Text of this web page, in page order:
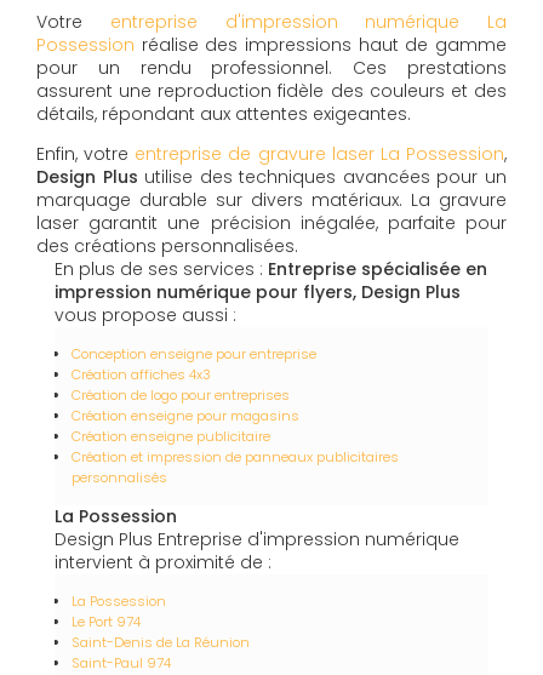
Votre entreprise d'impression numérique La
Possession réalise des impressions haut de gamme
pour un rendu professionnel. Ces prestations
assurent une reproduction fidèle des couleurs et des
détails, répondant aux attentes exigeantes.
Enfin, votre entreprise de gravure laser La Possession,
Design Plus utilise des techniques avancées pour un
marquage durable sur divers matériaux. La gravure
laser garantit une précision inégalée, parfaite pour
des créations personnalisées.
En plus de ses services : Entreprise spécialisée en
impression numérique pour flyers, Design Plus
vous propose aussi :
Conception enseigne pour entreprise
Création affiches 4x3
Création de logo pour entreprises
Création enseigne pour magasins
Création enseigne publicitaire
Création et impression de panneaux publicitaires
personnalisés
La Possession
Design Plus Entreprise d'impression numérique
intervient à proximité de :
La Possession
Le Port 974
Saint-Denis de La Réunion
Saint-Paul 974